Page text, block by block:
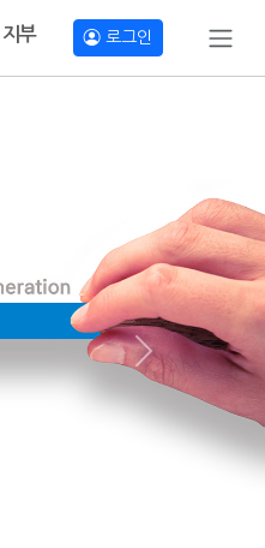
지부 로그인
Next